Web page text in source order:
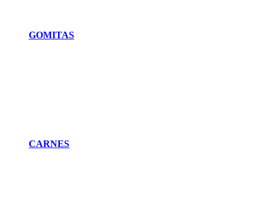
GOMITAS
CARNES